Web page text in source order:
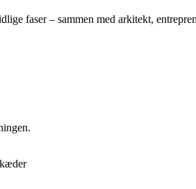
faser – sammen med arkitekt,